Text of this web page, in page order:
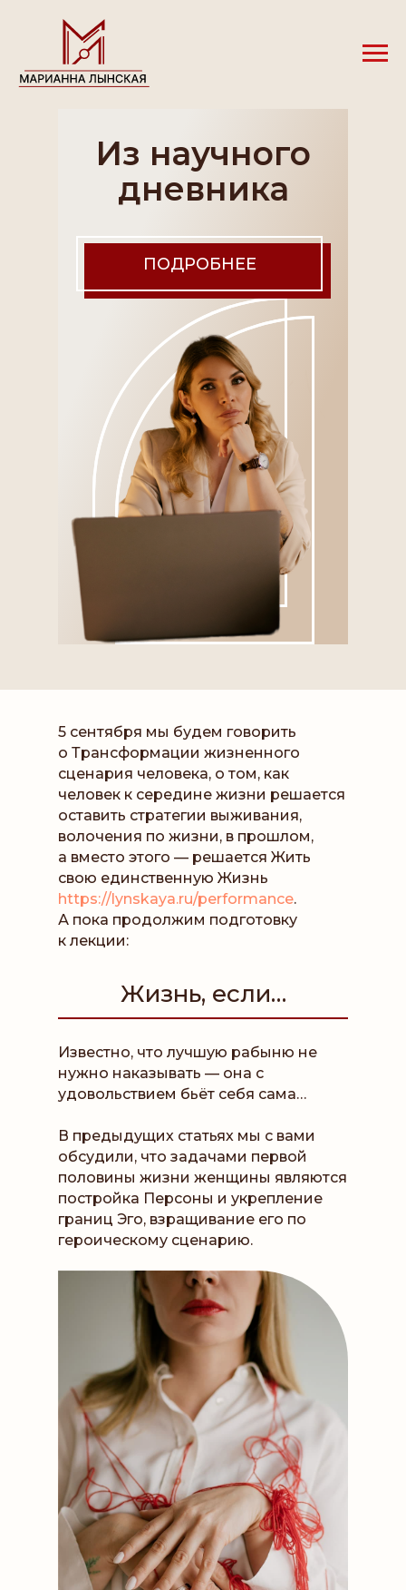
ПОДРОБНЕЕ
Из научного
дневника
5 сентября мы будем говорить
о Трансформации жизненного
сценария человека, о том, как
человек к середине жизни решается
оставить стратегии выживания,
волочения по жизни, в прошлом,
а вместо этого — решается Жить
свою единственную Жизнь
https://lynskaya.ru/performance.
А пока продолжим подготовку
к лекции:
Жизнь, если…
Известно, что лучшую рабыню не
нужно наказывать — она с
удовольствием бьёт себя сама…
В предыдущих статьях мы с вами
обсудили, что задачами первой
половины жизни женщины являются
постройка Персоны и укрепление
границ Эго, взращивание его по
героическому сценарию.